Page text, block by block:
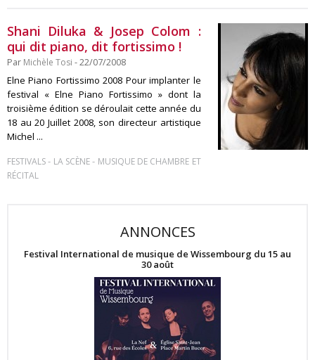
Shani Diluka & Josep Colom :
qui dit piano, dit fortissimo !
Par Michèle Tosi - 22/07/2008
Elne Piano Fortissimo 2008 Pour implanter le
festival « Elne Piano Fortissimo » dont la
troisième édition se déroulait cette année du
18 au 20 Juillet 2008, son directeur artistique
Michel ...
FESTIVALS- LA SCÈNE- MUSIQUE DE CHAMBRE ET
RÉCITAL
ANNONCES
Festival International de musique de Wissembourg du 15 au
30 août